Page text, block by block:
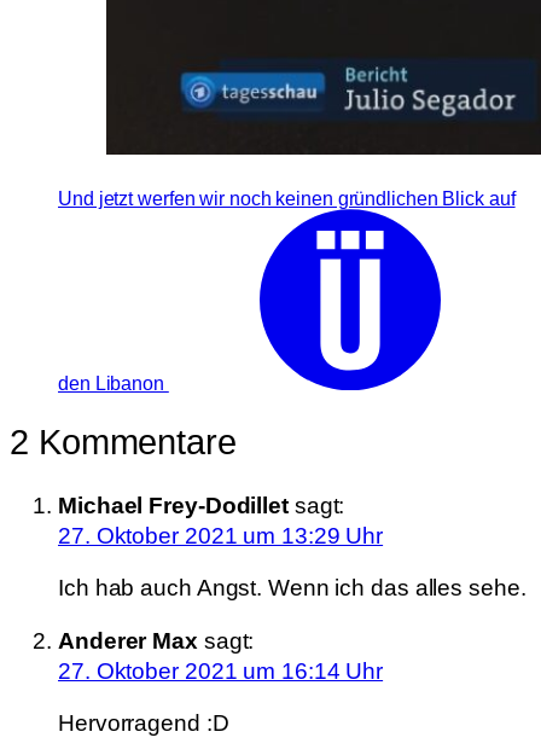
Und jetzt werfen wir noch keinen gründlichen Blick auf
den Libanon
2 Kommentare
Michael Frey-Dodillet sagt:
27. Oktober 2021 um 13:29 Uhr
Ich hab auch Angst. Wenn ich das alles sehe.
Anderer Max sagt:
27. Oktober 2021 um 16:14 Uhr
Hervorragend :D